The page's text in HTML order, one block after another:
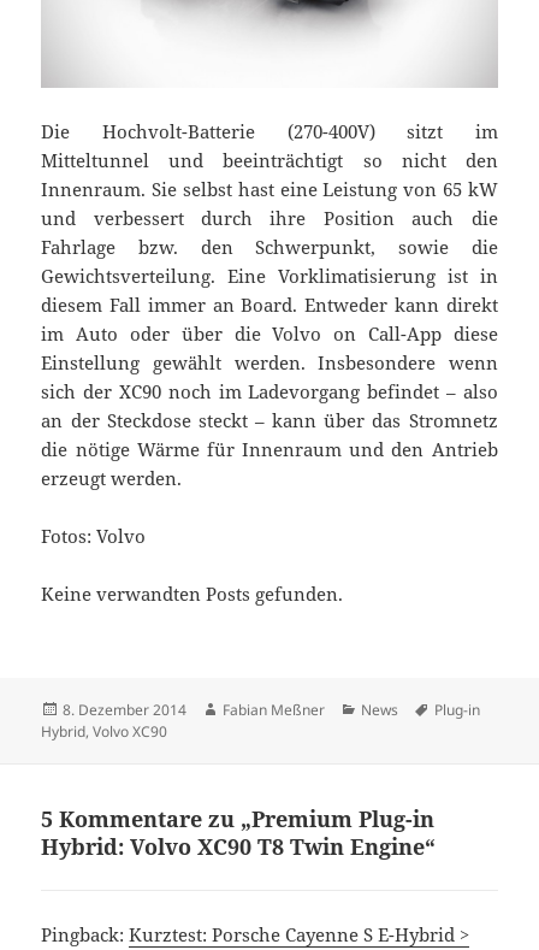
Die Hochvolt-Batterie (270-400V) sitzt im
Mitteltunnel und beeinträchtigt so nicht den
Innenraum. Sie selbst hast eine Leistung von 65 kW
und verbessert durch ihre Position auch die
Fahrlage bzw. den Schwerpunkt, sowie die
Gewichtsverteilung. Eine Vorklimatisierung ist in
diesem Fall immer an Board. Entweder kann direkt
im Auto oder über die Volvo on Call-App diese
Einstellung gewählt werden. Insbesondere wenn
sich der XC90 noch im Ladevorgang befindet – also
an der Steckdose steckt – kann über das Stromnetz
die nötige Wärme für Innenraum und den Antrieb
erzeugt werden.
Fotos: Volvo
Keine verwandten Posts gefunden.
Veröffentlicht
am
8. Dezember 2014 Autor
Fabian Meßner Kategorien
News Schlagwörter
Plug-in
Hybrid,Volvo XC90
5 Kommentare zu „Premium Plug-in
Hybrid: Volvo XC90 T8 Twin Engine“
Pingback:Kurztest: Porsche Cayenne S E-Hybrid >